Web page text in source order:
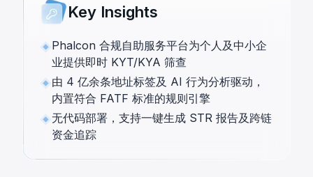
Key Insights
Phalcon 合规自助服务平台为个人及中小企
业提供即时 KYT/KYA 筛查
由 4 亿余条地址标签及 AI 行为分析驱动，
内置符合 FATF 标准的规则引擎
无代码部署，支持一键生成 STR 报告及跨链
资金追踪